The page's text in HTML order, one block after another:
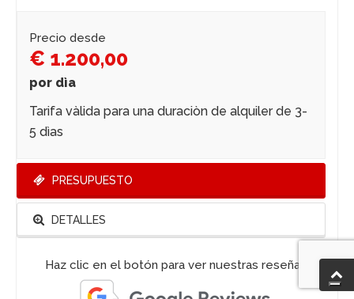
Precio desde
€ 1.200,00
por dìa
Tarifa vàlida para una duraciòn de alquiler de 3-
5 dìas
PRESUPUESTO
DETALLES
Haz clic en el botón para ver nuestras reseñas.